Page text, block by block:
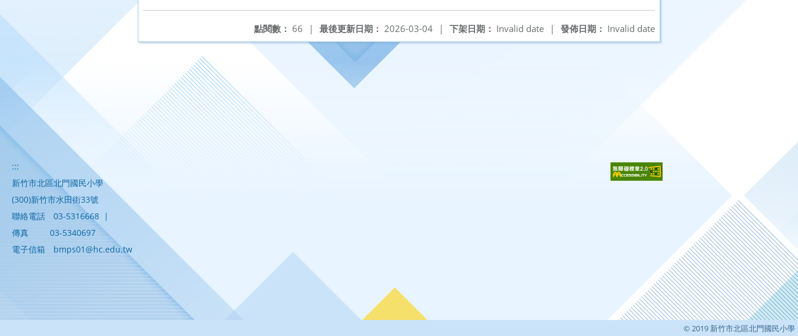
發佈日期： Invalid date
下架日期： Invalid date |
最後更新日期： 2026-03-04 |
點閱數： 66 |
:::
新竹市北區北門國民小學
(300)新竹市水田街33號
聯絡電話
03-5316668 |
傳真
03-5340697
電子信箱
bmps01@hc.edu.tw
© 2019 新竹市北區北門國民小學